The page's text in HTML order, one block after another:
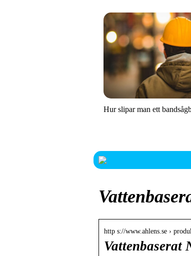
Hur slipar man ett
http s://www.ahlens.se ›
Vattenbaserat